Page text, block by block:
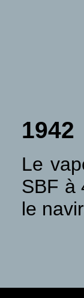
1942
Le
SBF à
le